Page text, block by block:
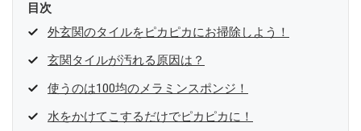
目次
外玄関のタイルをピカピカにお掃除しよう！
玄関タイルが汚れる原因は？
使うのは100均のメラミンスポンジ！
水をかけてこするだけでピカピカに！